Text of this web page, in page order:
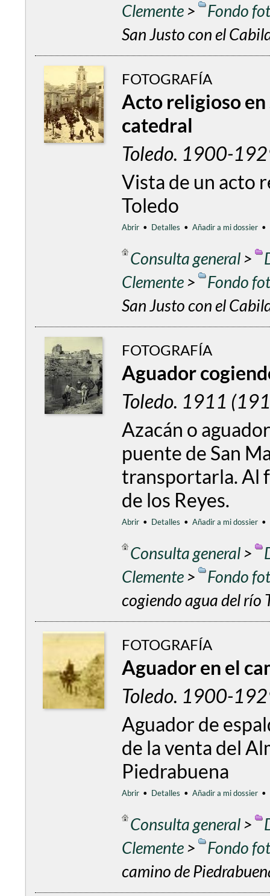
Clemente>
Fondo
San Justo con el
FOTOGRAFÍA
Acto religioso en
catedral
Toledo. 1900-
Vista de un acto
Toledo
Abrir • Detalles • Añadir a mi dossier •
Consulta general>
Clemente>
Fondo
San Justo con el
FOTOGRAFÍA
Aguador
Toledo. 1911
Azacán o
puente de San
transportarla. Al
de los Reyes.
Abrir • Detalles • Añadir a mi dossier •
Consulta general>
Clemente>
Fondo
cogiendo agua del río
FOTOGRAFÍA
Aguador en el
Toledo. 1900-
Aguador de
de la venta del
Piedrabuena
Abrir • Detalles • Añadir a mi dossier •
Consulta general>
Clemente>
Fondo
camino de